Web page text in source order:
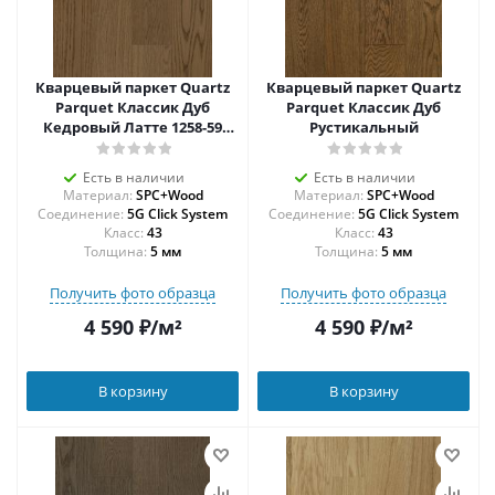
Кварцевый паркет Quartz
Parquet Классик Дуб
Кедровый Латте 1258-59
5/0,6 мм
Есть в наличии
Материал: SPC+Wood
Соединение: 5G Click System
43
Толщина: 5 мм
Получить фото образца
4 590₽/м²
В корзину
Кварцевый паркет Quartz
Parquet Классик Дуб
Рустикальный
Есть в наличии
Материал: SPC+Wood
Соединение: 5G Click System
43
Толщина: 5 мм
Получить фото образца
4 590₽/м²
В корзину